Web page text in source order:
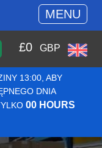
MENU
£0 GBP
13:00, ABY
DNIA
00 HOURS